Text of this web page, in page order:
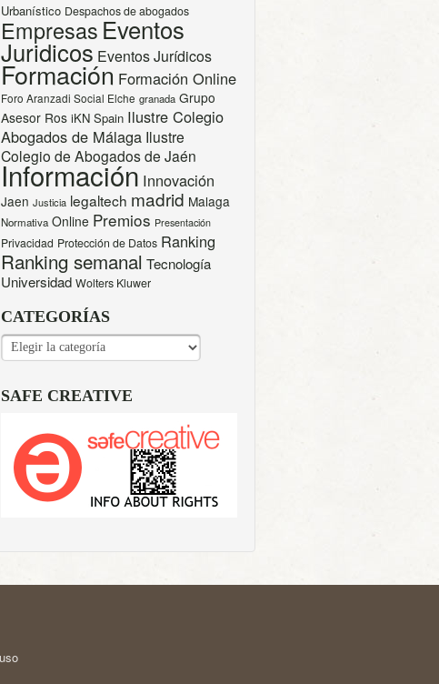
Urbanístico Despachos de abogados
Empresas Eventos
Juridicos Eventos Jurídicos
Formación Formación Online
Foro Aranzadi Social Elche granada Grupo
Asesor Ros iKN Spain Ilustre Colegio
Abogados de Málaga Ilustre
Colegio de Abogados de Jaén
Información Innovación
Jaen Justicia legaltech madrid Malaga
Normativa Online Premios Presentación
Privacidad Protección de Datos Ranking
Ranking semanal Tecnología
Universidad Wolters Kluwer
CATEGORÍAS
CATEGORÍAS
SAFE CREATIVE